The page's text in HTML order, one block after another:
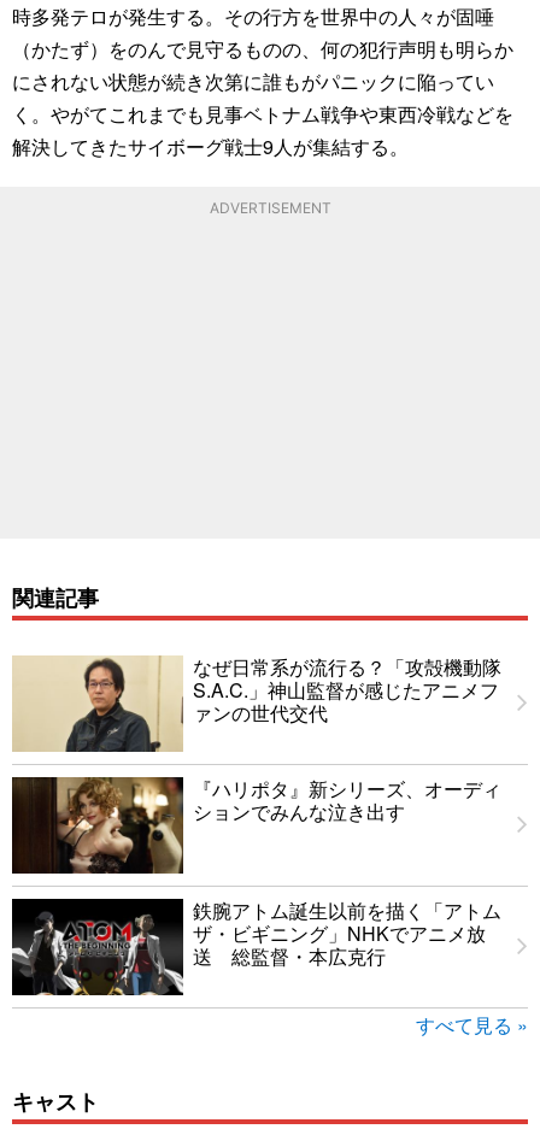
時多発テロが発生する。その行方を世界中の人々が固唾
（かたず）をのんで見守るものの、何の犯行声明も明らか
にされない状態が続き次第に誰もがパニックに陥ってい
く。やがてこれまでも見事ベトナム戦争や東西冷戦などを
解決してきたサイボーグ戦士9人が集結する。
ADVERTISEMENT
関連記事
なぜ日常系が流行る？「攻殻機動隊
S.A.C.」神山監督が感じたアニメフ
ァンの世代交代
『ハリポタ』新シリーズ、オーディ
ションでみんな泣き出す
鉄腕アトム誕生以前を描く「アトム
ザ・ビギニング」NHKでアニメ放
送 総監督・本広克行
すべて見る »
キャスト